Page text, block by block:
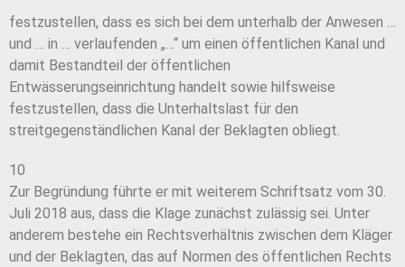
festzustellen, dass es sich bei dem unterhalb der Anwesen …
und … in … verlaufenden „…“ um einen öffentlichen Kanal und
damit Bestandteil der öffentlichen
Entwässerungseinrichtung handelt sowie hilfsweise
festzustellen, dass die Unterhaltslast für den
streitgegenständlichen Kanal der Beklagten obliegt.
10
Zur Begründung führte er mit weiterem Schriftsatz vom 30.
Juli 2018 aus, dass die Klage zunächst zulässig sei. Unter
anderem bestehe ein Rechtsverhältnis zwischen dem Kläger
und der Beklagten, das auf Normen des öffentlichen Rechts